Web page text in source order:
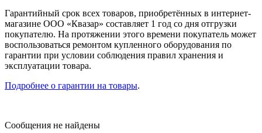
Гарантийный срок всех товаров, приобретённых в интернет-
магазине ООО «Квазар» составляет 1 год со дня отгрузки
покупателю. На протяжении этого времени покупатель может
воспользоваться ремонтом купленного оборудования по
гарантии при условии соблюдения правил хранения и
эксплуатации товара.
Подробнее о гарантии на товары.
Сообщения не найдены